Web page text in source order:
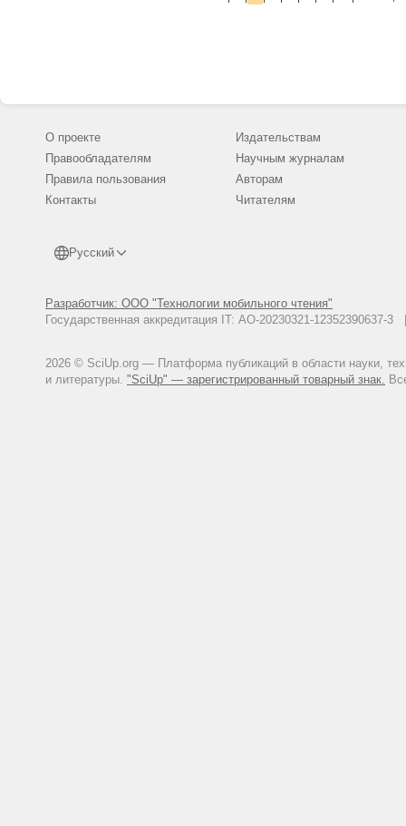
О проекте
Правообладателям
Правила пользования
Контакты
Русский
Разработчик: ООО "Технологии мобильного чтения"
Государственная аккредитация IT: АО-20230321-
2026 © SciUp.org — Платформа публикаций в области науки,
и литературы. "SciUp" — зарегистрированный товарный знак.
Издательствам
Научным журналам
Авторам
Читателям